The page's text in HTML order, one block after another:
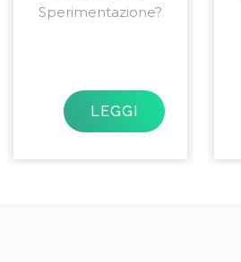
Sperimentazione?
LEGGI